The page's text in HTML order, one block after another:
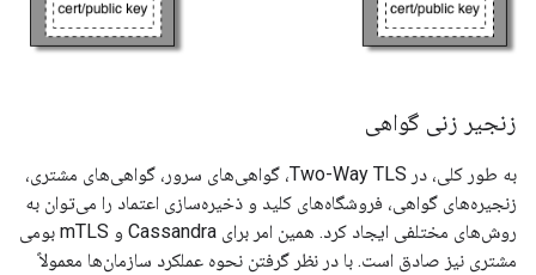
زنجیر زنی گواهی
به طور کلی، در Two-Way TLS، گواهی‌های سرور، گواهی‌های مشتری،
زنجیره‌های گواهی، فروشگاه‌های کلید و ذخیره‌سازی اعتماد را می‌توان به
روش‌های مختلفی ایجاد کرد. همین امر برای Cassandra و mTLS بومی
مشتری نیز صادق است. با در نظر گرفتن نحوه عملکرد سازمان‌ها معمولاً